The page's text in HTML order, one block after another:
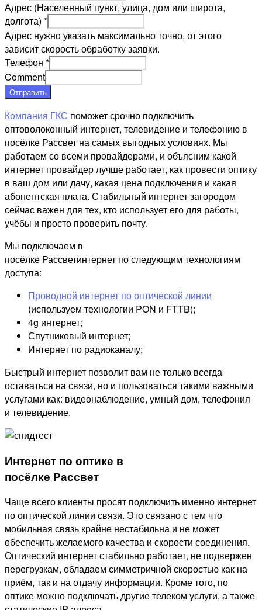
Адрес (Населенный пункт, улица, дом или широта,
долгота) *
Адрес нужно указать максимально точно, от этого
зависит скорость обработку заявки.
Телефон *
Comment
Отправить
Компания ГКС поможет срочно подключить
оптоволоконный интернет, телевидение и телефонию в
посёлке Рассвет на самых выгодных условиях. Мы
работаем со всеми провайдерами, и объясним какой
интернет провайдер лучше работает, как провести оптику
в ваш дом или дачу, какая цена подключения и какая
абонентская плата. Стабильный интернет загородом
сейчас важен для тех, кто использует его для работы,
учёбы и просто проверить почту.
Мы подключаем в
посёлке Рассветинтернет по следующим технологиям
доступа:
Проводной интернет по оптической линии
(используем технологии PON и FTTB);
4g интернет;
Спутниковый интернет;
Интернет по радиоканалу;
Быстрый интернет позволит вам не только всегда
оставаться на связи, но и пользоваться такими важными
услугами как: видеонаблюдение, умный дом, телефония
и телевидение.
Интернет по оптике в
посёлке Рассвет
Чаще всего клиенты просят подключить именно интернет
по оптической линии связи. Это связано с тем что
мобильная связь крайне нестабильна и не может
обеспечить желаемого качества и скорости соединения.
Оптический интернет стабильно работает, не подвержен
перегрузкам, обладаем симметричной скоростью как на
приём, так и на отдачу информации. Кроме того, по
оптике можно подключать другие телеком услуги, а также